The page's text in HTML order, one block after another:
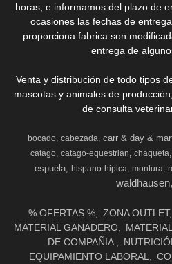
horas, e informamos del plazo de
ocasiones las fechas de
proporciona fabrica son
entrega de
Venta y distribución de todo tipos
mascotas y animales de
de consulta
bocado cabezada carr & day &
catago catago-equestrian chaqueta
espuela hispano-hipica montura
waldhausen
% OFERTAS % ZONA OUTLET
MATERIAL GANADERO
DE COMPAÑIA
EQUIPAMIENTO LABORAL